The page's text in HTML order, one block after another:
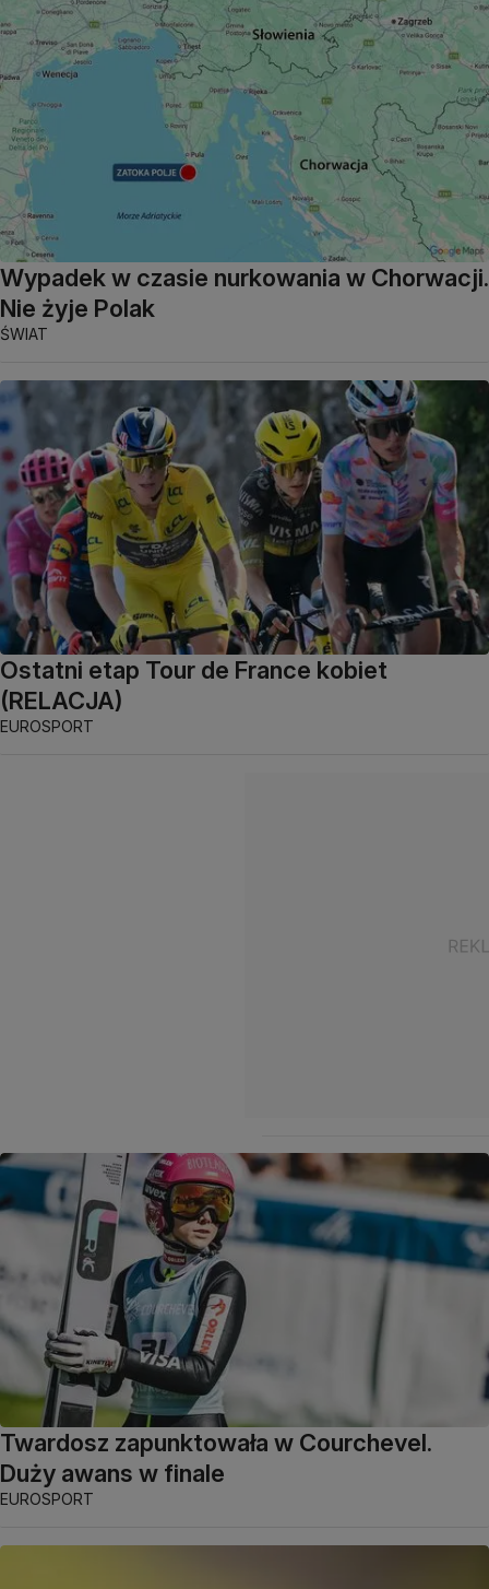
Wypadek w czasie nurkowania w Chorwacji.
Nie żyje Polak
ŚWIAT
Ostatni etap Tour de France kobiet
(RELACJA)
EUROSPORT
Twardosz zapunktowała w Courchevel.
Duży awans w finale
EUROSPORT